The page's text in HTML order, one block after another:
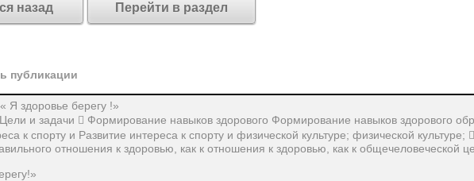
назад Перейти в раздел
публикации
Я здоровье берегу !»
и задачи  Формирование навыков здорового Формирование навыков здорового
к спорту и Развитие интереса к спорту и физической культуре; физической культуре;
отношения к здоровью, как к отношения к здоровью, как к общечеловеческой